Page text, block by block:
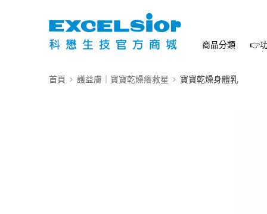
商品分類 👉
首頁 護益膚｜寶寶乾燥癢救星 寶寶乾燥身體乳